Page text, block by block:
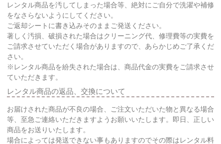
レンタル商品を汚してしまった場合等、絶対にご自分で洗濯や補修
をなさらないようにしてください。
ご返却シートに書き込みそのままご発送ください。
著しく汚損、破損された場合はクリーニング代、修理費等の実費を
ご請求させていただく場合がありますので、あらかじめご了承くだ
さい。
※レンタル商品を紛失された場合は、商品代金の実費をご請求させ
ていただきます。
レンタル商品の返品、交換について
お届けされた商品が不良の場合、ご注文いただいた物と異なる場合
等、至急ご連絡いただきますようお願いいたします。即日、正しい
商品をお送りいたします。
場合によっては発送できない事もありますのでその際はレンタル料